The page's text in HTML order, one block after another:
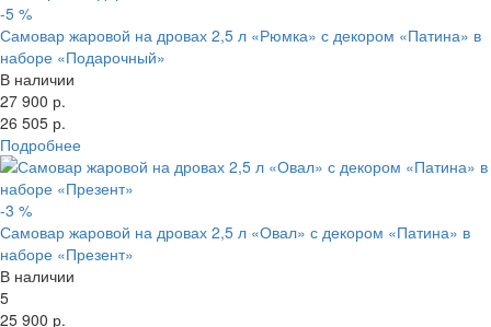
-5 %
Самовар жаровой на дровах 2,5 л «Рюмка» с декором «Патина» в
наборе «Подарочный»
В наличии
27 900 р.
26 505 р.
Подробнее
-3 %
Самовар жаровой на дровах 2,5 л «Овал» с декором «Патина» в
наборе «Презент»
В наличии
5
25 900 р.